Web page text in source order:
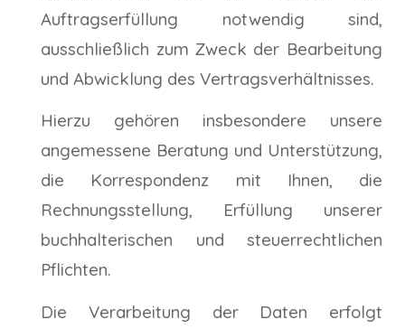
Auftragserfüllung notwendig sind,
ausschließlich zum Zweck der Bearbeitung
und Abwicklung des Vertragsverhältnisses.
Hierzu gehören insbesondere unsere
angemessene Beratung und Unterstützung,
die Korrespondenz mit Ihnen, die
Rechnungsstellung, Erfüllung unserer
buchhalterischen und steuerrechtlichen
Pflichten.
Die Verarbeitung der Daten erfolgt